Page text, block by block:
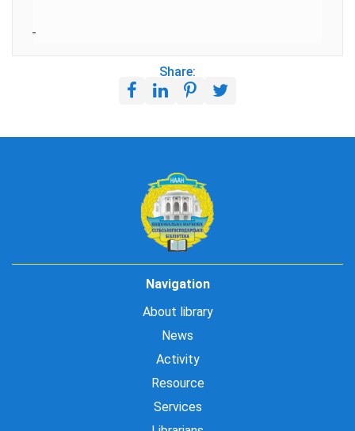
Share:
Navigation
About library
News
Activity
Resource
Services